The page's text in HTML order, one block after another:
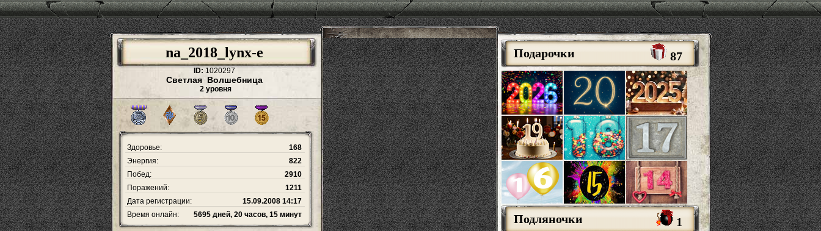
na_2018_lynx-e
ID: 1020297
Светлая Волшебница
2 уровня
Здоровье:
168
Энергия:
822
Побед:
2910
Поражений:
1211
Дата регистрации:
15.09.2008 14:17
Время онлайн:
5695 дней, 20 часов, 15 минут
Подарочки 87
Подляночки 1